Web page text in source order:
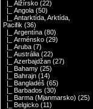
|_ Alžírsko (22)
|_ Angola (50)
|_ Antarktída, Arktída,
Pacifik (36)
|_ Argentína (80)
|_ Arménsko (29)
|_ Aruba (7)
|_ Austrália (22)
|_ Azerbajdžan (27)
|_ Bahamy (25)
|_ Bahrajn (14)
|_ Bangladéš (65)
|_ Barbados (30)
|_ Barma (Mjanmarsko) (25)
|_ Belgicko (11)